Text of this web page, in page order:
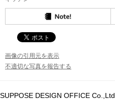
画像の引用元を表示
不適切な写真を報告する
SUPPOSE DESIGN OFFICE Co.,Ltd.